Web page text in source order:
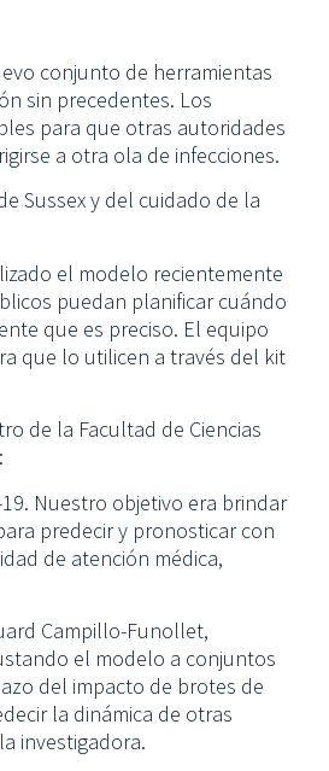
conjunto de herramientas
sin precedentes. Los
para que otras autoridades
a otra ola de infecciones.
Sussex y del cuidado de la
el modelo recientemente
puedan planificar cuándo
que es preciso. El equipo
que lo utilicen a través del kit
de la Facultad de Ciencias
Nuestro objetivo era brindar
predecir y pronosticar con
de atención médica,
Campillo-Funollet,
el modelo a conjuntos
del impacto de brotes de
la dinámica de otras
investigadora.